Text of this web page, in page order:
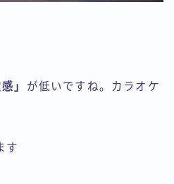
」 が低いですね。カラオケ
す